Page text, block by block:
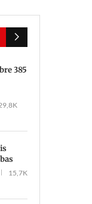
385
15,7K